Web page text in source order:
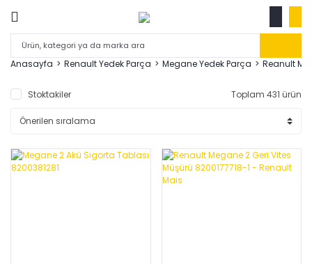
Anasayfa Renault Yedek Parça Megane Yedek Parça Reanult
Stoktakiler Toplam 431 ürün